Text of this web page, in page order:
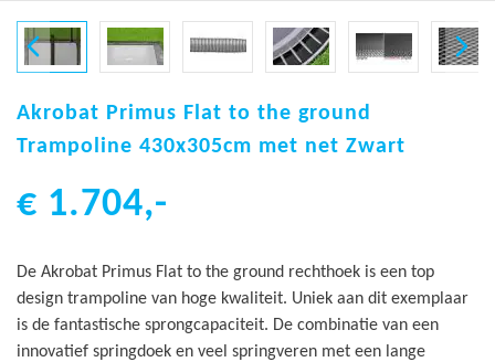
naar
het
van
gallerij
Akrobat Primus Flat to the ground
Trampoline 430x305cm met net Zwart
€ 1.704,-
De Akrobat Primus Flat to the ground rechthoek is een top
design trampoline van hoge kwaliteit. Uniek aan dit exemplaar
is de fantastische sprongcapaciteit. De combinatie van een
innovatief springdoek en veel springveren met een lange